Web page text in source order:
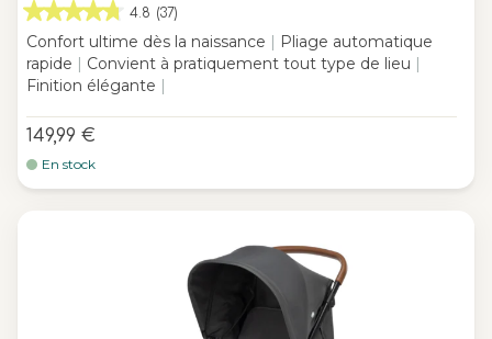
4.8 (37)
Confort ultime dès la naissance
Pliage automatique
rapide
Convient à pratiquement tout type de lieu
Finition élégante
149,99 €
En stock